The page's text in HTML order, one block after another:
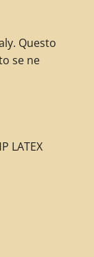
Questo
se ne
LATEX